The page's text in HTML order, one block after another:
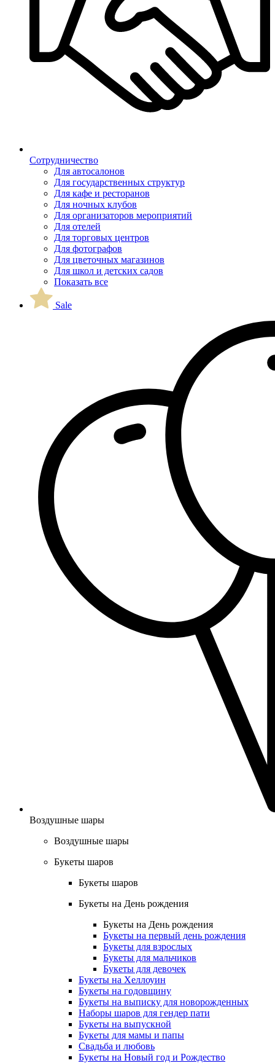
Сотрудничество
Для автосалонов
Для государственных структур
Для кафе и ресторанов
Для ночных клубов
Для организаторов мероприятий
Для отелей
Для торговых центров
Для фотографов
Для цветочных магазинов
Для школ и детских садов
Показать все
Sale
Воздушные шары
Воздушные шары
Букеты шаров
Букеты шаров
Букеты на День рождения
Букеты на День рождения
Букеты на первый день рождения
Букеты для взрослых
Букеты для мальчиков
Букеты для девочек
Букеты на Хеллоуин
Букеты на годовщину
Букеты на выписку для новорожденных
Наборы шаров для гендер пати
Букеты на выпускной
Букеты для мамы и папы
Свадьба и любовь
Букеты на Новый год и Рождество